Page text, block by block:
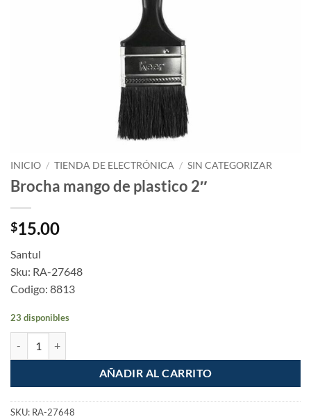
INICIO / TIENDA DE ELECTRÓNICA / SIN CATEGORIZAR
Brocha mango de plastico 2″
$15.00
Santul
Sku: RA-27648
Codigo: 8813
23 disponibles
AÑADIR AL CARRITO
SKU: RA-27648